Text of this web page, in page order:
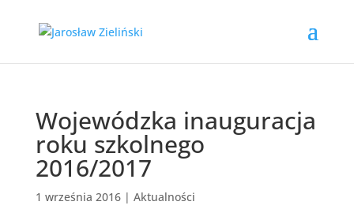
Wojewódzka inauguracja
roku szkolnego
2016/2017
1 września 2016| Aktualności